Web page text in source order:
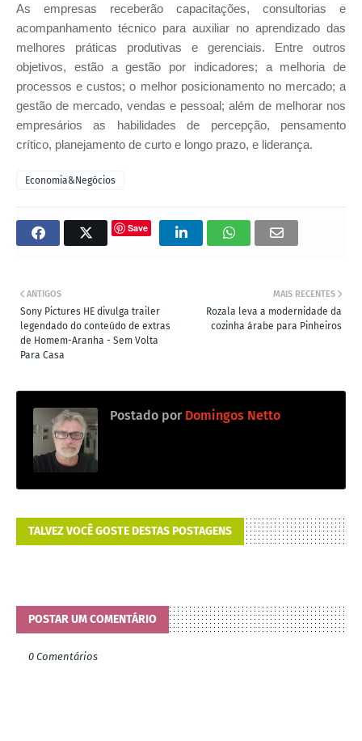
As empresas receberão capacitações, consultorias e
acompanhamento técnico para auxiliar no aprendizado das
melhores práticas produtivas e gerenciais. Entre outros
objetivos, estão a gestão por indicadores; a melhoria de
processos e custos; o melhor posicionamento no mercado; a
gestão de mercado, vendas e pessoal; além de melhorar nos
empresários as habilidades de percepção, pensamento
crítico, planejamento de curto e longo prazo, e liderança.
Economia&Negócios
Save
MAIS RECENTES
Rozala leva a modernidade da
cozinha árabe para Pinheiros
ANTIGOS
Sony Pictures HE divulga trailer
legendado do conteúdo de extras
de Homem-Aranha - Sem Volta
Para Casa
Postado por Domingos Netto
TALVEZ VOCÊ GOSTE DESTAS POSTAGENS
POSTAR UM COMENTÁRIO
0 Comentários